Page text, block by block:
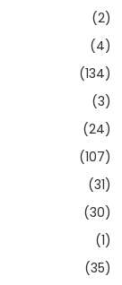
(2)
(4)
(134)
(3)
(24)
(107)
(31)
(30)
(1)
(35)